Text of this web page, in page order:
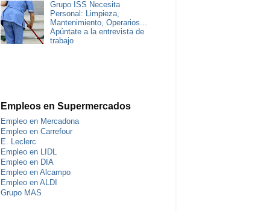
Grupo ISS Necesita
Personal: Limpieza,
Mantenimiento, Operarios...
Apúntate a la entrevista de
trabajo
Empleos en Supermercados
Empleo en Mercadona
Empleo en Carrefour
E. Leclerc
Empleo en LIDL
Empleo en DIA
Empleo en Alcampo
Empleo en ALDI
Grupo MAS